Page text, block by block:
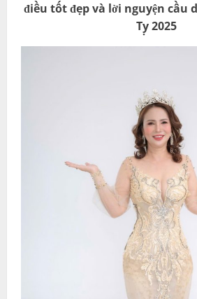
điều tốt đẹp và lời nguyện cầu
Tỵ 2025